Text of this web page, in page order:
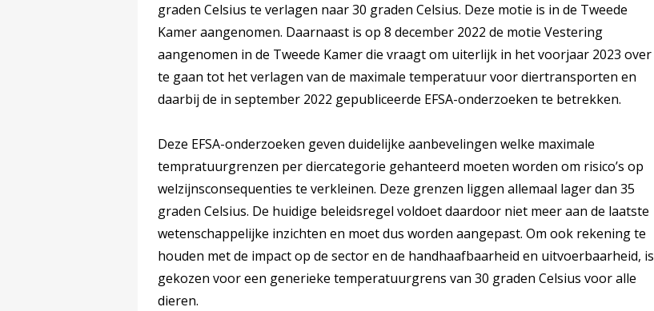
graden Celsius te verlagen naar 30 graden Celsius. Deze motie is in de Tweede
Kamer aangenomen. Daarnaast is op 8 december 2022 de motie Vestering
aangenomen in de Tweede Kamer die vraagt om uiterlijk in het voorjaar 2023 over
te gaan tot het verlagen van de maximale temperatuur voor diertransporten en
daarbij de in september 2022 gepubliceerde EFSA-onderzoeken te betrekken.
Deze EFSA-onderzoeken geven duidelijke aanbevelingen welke maximale
tempratuurgrenzen per diercategorie gehanteerd moeten worden om risico’s op
welzijnsconsequenties te verkleinen. Deze grenzen liggen allemaal lager dan 35
graden Celsius. De huidige beleidsregel voldoet daardoor niet meer aan de laatste
wetenschappelijke inzichten en moet dus worden aangepast. Om ook rekening te
houden met de impact op de sector en de handhaafbaarheid en uitvoerbaarheid, is
gekozen voor een generieke temperatuurgrens van 30 graden Celsius voor alle
dieren.